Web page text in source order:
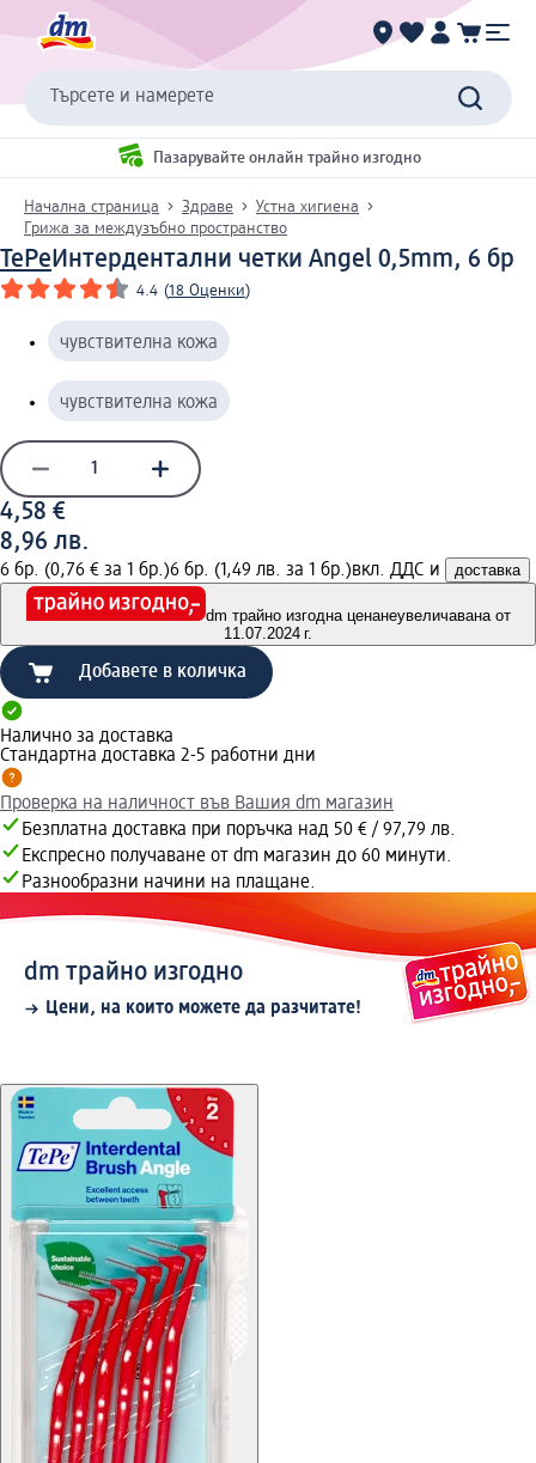
Търсете и намерете
Пазарувайте онлайн трайно изгодно
Начална страница Здраве
Устна хигиена
Грижа за междузъбно пространство
TePeИнтердентални четки Angel 0,5mm, 6 бр
4.4 (18 Оценки)
чувствителна кожа
чувствителна кожа
4,58 €
8,96 лв.
6 бр. (0,76 € за 1 бр.)6 бр. (1,49 лв. за 1 бр.)вкл. ДДС и доставка
dm трайно изгодна ценанеувеличавана от
11.07.2024 г.
Добавете в количка
Налично за доставка
Стандартна доставка 2-5 работни дни
Проверка на наличност във Вашия dm магазин
Безплатна доставка при поръчка над 50 € / 97,79 лв.
Експресно получаване от dm магазин до 60 минути.
Разнообразни начини на плащане.
dm трайно изгодно
Цени, на които можете да разчитате!